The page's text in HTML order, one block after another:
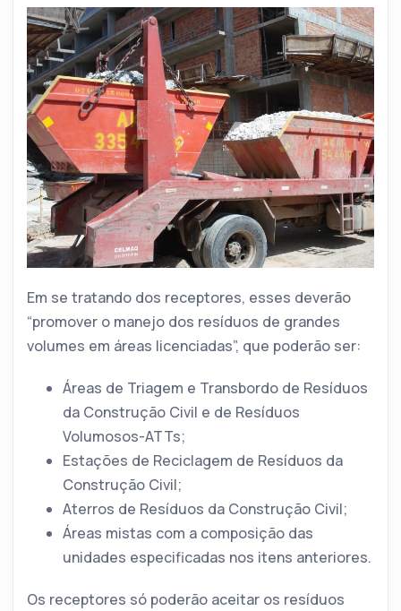
Em se tratando dos receptores, esses deverão
“promover o manejo dos resíduos de grandes
volumes em áreas licenciadas”, que poderão ser:
Áreas de Triagem e Transbordo de Resíduos
da Construção Civil e de Resíduos
Volumosos-ATTs;
Estações de Reciclagem de Resíduos da
Construção Civil;
Aterros de Resíduos da Construção Civil;
Áreas mistas com a composição das
unidades especificadas nos itens anteriores.
Os receptores só poderão aceitar os resíduos